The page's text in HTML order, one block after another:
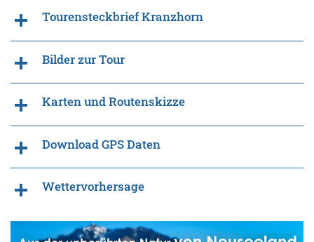
Tourensteckbrief Kranzhorn
Bilder zur Tour
Karten und Routenskizze
Download GPS Daten
Wettervorhersage